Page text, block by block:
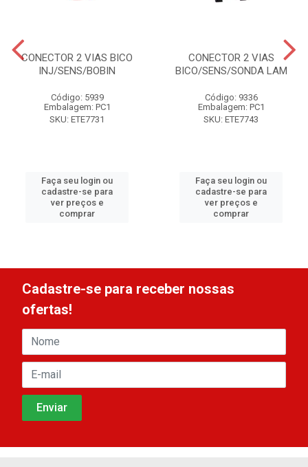
CONECTOR 2 VIAS BICO
INJ/SENS/BOBIN
Código: 5939
Embalagem: PC1
SKU: ETE7731
Faça seu login ou
cadastre-se para
ver preços e
comprar
CONECTOR 2 VIAS
BICO/SENS/SONDA LAM
Código: 9336
Embalagem: PC1
SKU: ETE7743
Faça seu login ou
cadastre-se para
ver preços e
comprar
Cadastre-se para receber nossas
ofertas!